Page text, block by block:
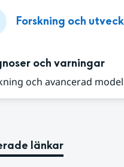
Forskning och
och varningar
och avancerad
länkar